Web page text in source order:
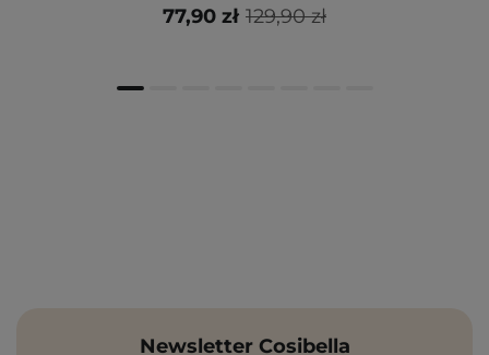
129,90 zł
77,90 zł
Newsletter Cosibella